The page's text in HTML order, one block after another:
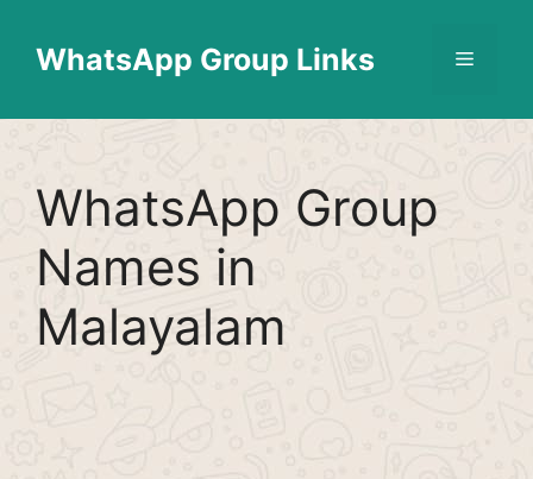
contentWhatsApp Group Links Menu
WhatsApp Group
Names in
Malayalam